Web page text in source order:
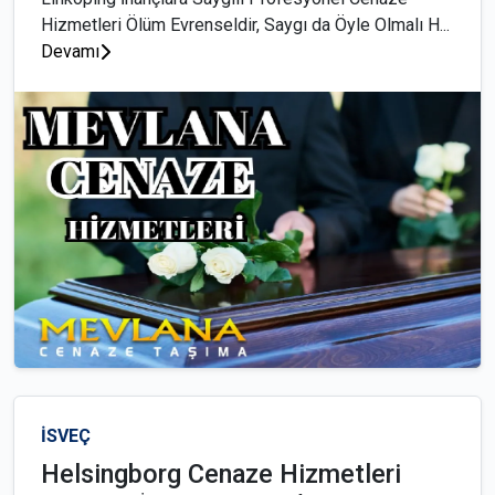
Hizmetleri Ölüm Evrenseldir, Saygı da Öyle Olmalı H...
Devamı
İSVEÇ
Helsingborg Cenaze Hizmetleri